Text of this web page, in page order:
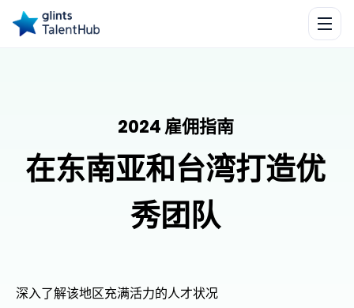
2024 雇佣指南
在东南亚和台湾打造优
秀团队
深入了解该地区充满活力的人才状况